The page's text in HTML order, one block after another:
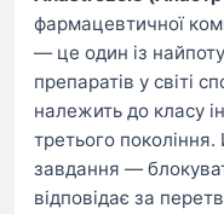
фармацевтичної
— це один із
препаратів у світі
належить до класу
третього
завдання —
відповідає за